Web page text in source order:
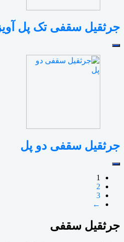
جرثقیل سقفی تک پل
جرثقیل سقفی دو پل
1
2
3
←
جرثقیل سقفی